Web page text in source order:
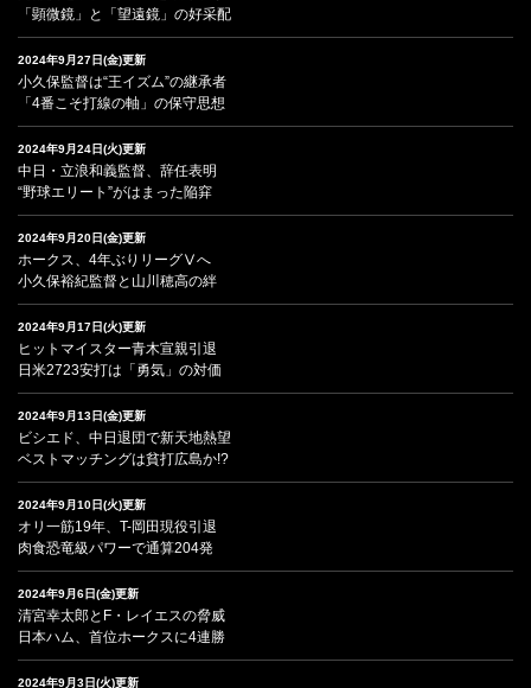
「顕微鏡」と「望遠鏡」の好采配
2024年9月27日(金)更新
小久保監督は“王イズム”の継承者
「4番こそ打線の軸」の保守思想
2024年9月24日(火)更新
中日・立浪和義監督、辞任表明
“野球エリート”がはまった陥穽
2024年9月20日(金)更新
ホークス、4年ぶりリーグⅤへ
小久保裕紀監督と山川穂高の絆
2024年9月17日(火)更新
ヒットマイスター青木宣親引退
日米2723安打は「勇気」の対価
2024年9月13日(金)更新
ビシエド、中日退団で新天地熱望
ベストマッチングは貧打広島か!?
2024年9月10日(火)更新
オリ一筋19年、T-岡田現役引退
肉食恐竜級パワーで通算204発
2024年9月6日(金)更新
清宮幸太郎とF・レイエスの脅威
日本ハム、首位ホークスに4連勝
2024年9月3日(火)更新